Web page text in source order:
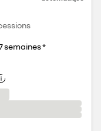
semaines *